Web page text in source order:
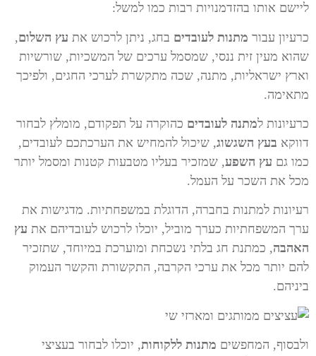
ליישם אותו בהזדמנויות רבות כמו למשל:
כרעיון עבור מתנות לעובדים בחג, ניתן לרכוש את עץ השלום,
שהוא מעין זית ננסי, שמסמל ערכים של המשכיות, שורשיות
וארץ ישראליות, מתנה, שכה מתקשרת לערכי החגים, ולפיכך
מתאימה.
כרעיונות למתנה לעובדים כהוקרה על תפקודם, מומלץ לבחור
דווקא בעץ השגשוג, שיכול להמחיש את הערכתכם לעובדים,
כמו גם עץ השפע, שמזכיר בעליו מטבעות קטנות ומסמל יותר
מכל את השכר על העמל.
רעיונות למתנות בחברה, הדוגלת במשפחתיות. מדגישות את
ערך המשפחתיות כערך מוביל, יוכלו לרכוש לעובדיהם את עץ
האהבה, כמתנת חג בלתי נשכחת ומוערכת במיוחד, שתזכיר
להם יותר מכל את ערכי הקרבה, התקשורת והקשר העמוק
ביניהם.
ולבסוף, המחפשים מתנות ללקוחות, יוכלו לבחור בעציצי